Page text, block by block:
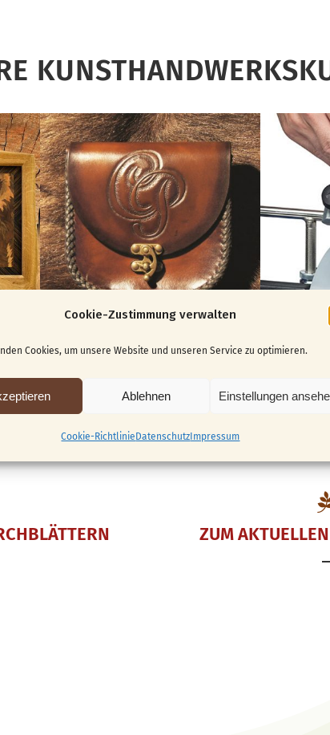
Cookie-Zustimmung verwalten
Cookies, um unsere Website und unseren Service zu optimieren.
Ablehnen Einstellungen
Cookie-Richtlinie Datenschutz Impressum
Leder punzieren
ZUM